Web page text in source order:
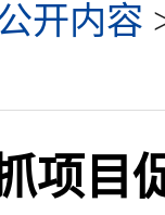
开内容
项目